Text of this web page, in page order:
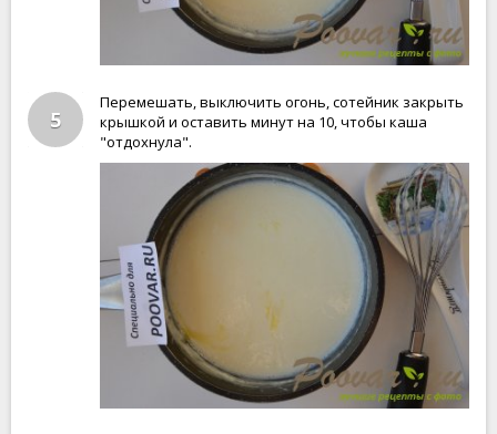
5
Перемешать, выключить огонь, сотейник закрыть
крышкой и оставить минут на 10, чтобы каша
"отдохнула".